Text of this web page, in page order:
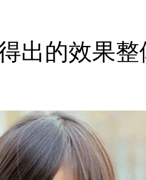
出的效果